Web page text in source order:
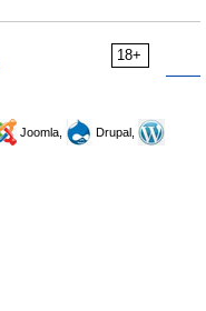
18+
Joomla,
Drupal,